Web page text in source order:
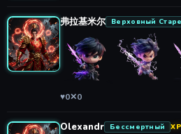
弗拉基米尔 Верховный
♥0✕0
Olexandr Бессмертный